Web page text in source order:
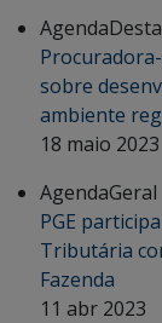
Agenda
sobre
ambiente
18 maio 2023
AgendaGeral
PGE
Tributária
Fazenda
11 abr 2023